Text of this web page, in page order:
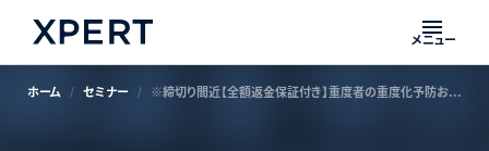
メニュー
ホーム セミナー ※締切り間近【全額返金保証付き】重度者の重度化予防および生活改善ためのリハビリアプローチ～明日から行える、ポジショニング,シーティング,ノーリフティングの実践～講師：香川寛先生【主催：セラピストフォーライフ】